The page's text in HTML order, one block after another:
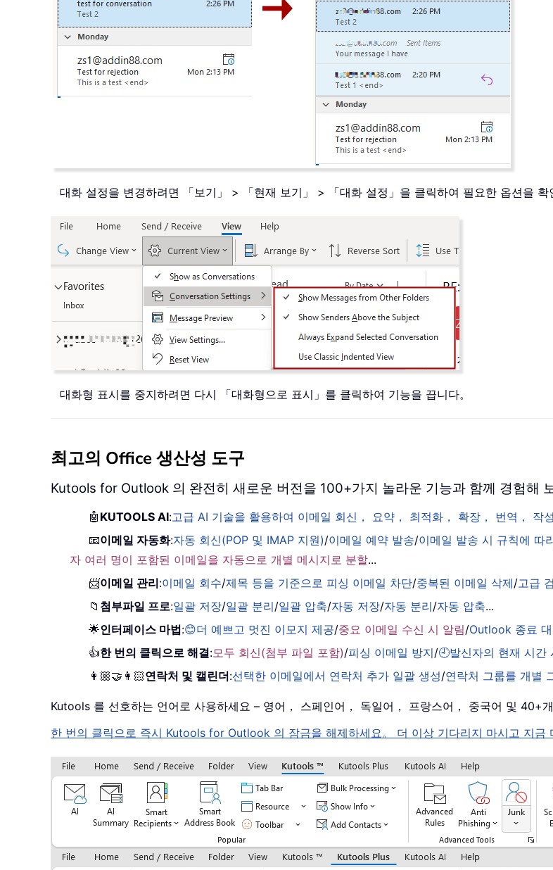
대화 설정을 변경하려면 「보기」 > 「현재 보기」 > 「대화 설정」을 클릭하여 필요한 옵션을 확
대화형 표시를 중지하려면 다시 「대화형으로 표시」를 클릭하여 기능을 끕니다。
최고의 Office 생산성 도구
Kutools for Outlook 의 완전히 새로운 버전을 100+가지 놀라운 기능과 함께 경험해
🤖 KUTOOLS AI:고급 AI 기술을 활용하여 이메일 회신， 요약， 최적화， 확장， 번역， 작
📧이메일 자동화:자동 회신(POP 및 IMAP 지원)/이메일 예약 발송/이메일 발송 시 규칙에 따
자 여러 명이 포함된 이메일을 자동으로 개별 메시지로 분할...
📨이메일 관리:이메일 회수/제목 등을 기준으로 피싱 이메일 차단/중복된 이메일 삭제/고급
📁 첨부파일 프로:일괄 저장/일괄 분리/일괄 압축/자동 저장/자동 분리/자동 압축...
🌟인터페이스 마법:😊더 예쁘고 멋진 이모지 제공/중요 이메일 수신 시 알림/Outlook 종료
👍한 번의 클릭으로 해결:모두 회신(첨부 파일 포함)/피싱 이메일 방지/🕘발신자의 현재 시간
👩🏼‍🤝‍👩🏻연락처 및 캘린더:선택한 이메일에서 연락처 추가 일괄 생성/연락처 그룹를 개별
Kutools 를 선호하는 언어로 사용하세요 – 영어， 스페인어， 독일어， 프랑스어， 중국어 및 40+
한 번의 클릭으로 즉시 Kutools for Outlook 의 잠금을 해제하세요。 더 이상 기다리지 마시고 지금